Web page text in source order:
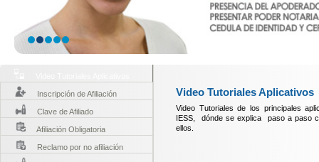
Inscripción de Afiliación
Clave de Afiliado
Afiliación Obligatoria
Reclamo por no afiliación
Video Tutoriales Aplicativos
Video Tutoriales de los principales
IESS, dónde se explica paso a paso
ellos.